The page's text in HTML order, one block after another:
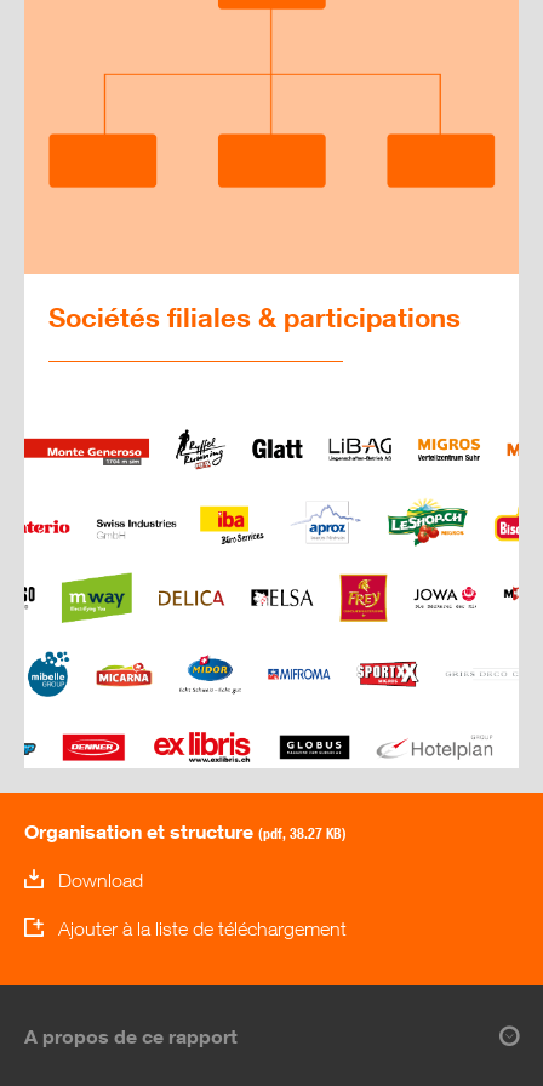
3'356.8 mio. CHF (1.30%)
Migros Aar
769.5 mio. CHF (-0.20%)
Sociétés filiales & participations
Organisation et structure (pdf, 38.27 KB)
Download
Ajouter à la liste de téléchargement
A propos de ce rapport